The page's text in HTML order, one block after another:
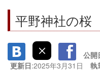
平野神社の桜
公開
更新日:2025年3月31日 執